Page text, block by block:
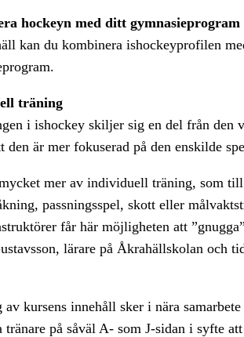
hockeyn med ditt gymnasieprogram
kan du kombinera ishockeyprofilen
träning
i ishockey skiljer sig en del från den
den är mer fokuserad på den enskilde
mer av individuell träning, som
passningsspel, skott eller
får här möjligheten att
lärare på Åkrahällskolan och
av kursens innehåll sker i nära
tränare på såväl A- som J-sidan i syfte